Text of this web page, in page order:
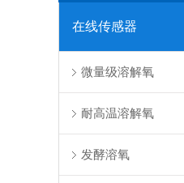
在线传感器
微量级溶解氧
耐高温溶解氧
发酵溶氧